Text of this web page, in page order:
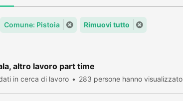
Comune: Pistoia Rimuovi tutto
altro lavoro part time
in cerca di lavoro 283 persone hanno visualizzato